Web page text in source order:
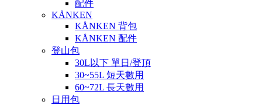
配件
KÅNKEN
KÅNKEN 背包
KÅNKEN 配件
登山包
30L以下 單日/登頂
30~55L 短天數用
60~72L 長天數用
日用包